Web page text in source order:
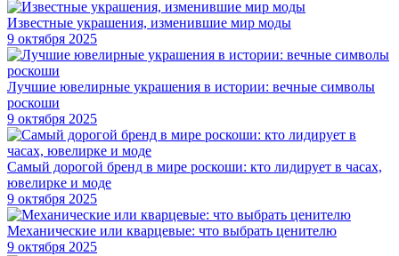
Известные украшения, изменившие мир моды
9 октября 2025
Лучшие ювелирные украшения в истории: вечные символы
роскоши
9 октября 2025
Самый дорогой бренд в мире роскоши: кто лидирует в часах,
ювелирке и моде
9 октября 2025
Механические или кварцевые: что выбрать ценителю
9 октября 2025